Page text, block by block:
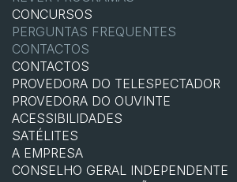
CONCURSOS
PERGUNTAS FREQUENTES
CONTACTOS
CONTACTOS
PROVEDORA DO TELESPECTADOR
PROVEDORA DO OUVINTE
ACESSIBILIDADES
SATÉLITES
A EMPRESA
CONSELHO GERAL INDEPENDENTE